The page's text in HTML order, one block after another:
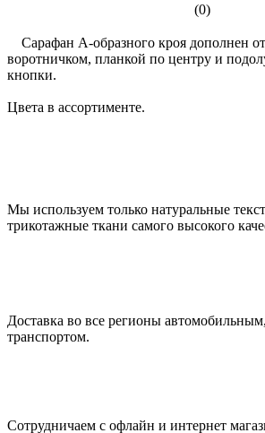
(0)
Сарафан А-образного кроя дополнен
воротничком, планкой по центру и
кнопки.
Цвета в ассортименте.
Мы используем только натуральные
трикотажные ткани самого высокого
Доставка во все регионы
транспортом.
Сотрудничаем с офлайн и интернет